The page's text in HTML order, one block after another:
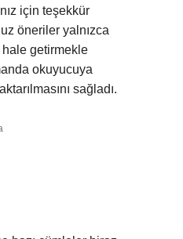
için teşekkür
öneriler yalnızca
hale getirmekle
okuyucuya
sağladı.